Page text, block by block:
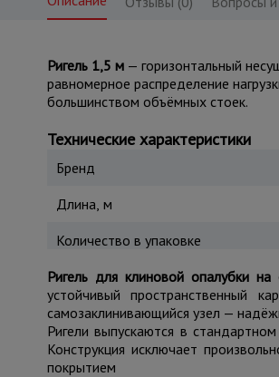
Ригель 1,5 м— горизонтальный
равномерное распределение
большинством объёмных стоек.
Технические характеристики
Бренд
Длина, м
Количество в упаковке
Ригель для клиновой опалубки
устойчивый пространственный
самозаклинивающийся узел —
Ригели выпускаются в
Конструкция исключает
покрытием